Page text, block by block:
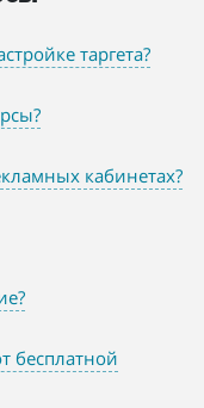
таргета?
кабинетах?
бесплатной